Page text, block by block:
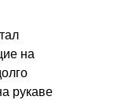
на
рукаве